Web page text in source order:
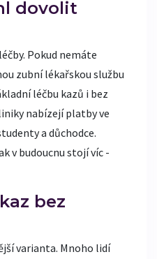
dovolit
Pokud nemáte
zubní lékařskou službu
léčbu kazů i bez
nabízejí platby ve
a důchodce.
v budoucnu stojí víc -
bez
varianta. Mnoho lidí